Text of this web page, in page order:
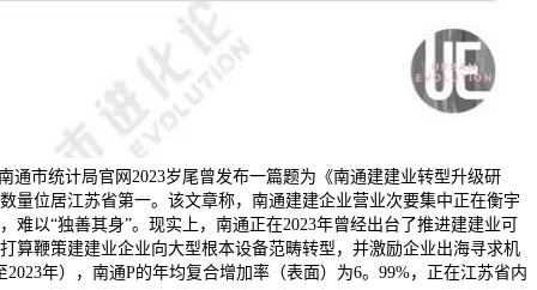
市统计局官网2023岁尾曾发布一篇题为《南通建建业转型升级研
量位居江苏省第一。该文章称，南通建建企业营业次要集中正在衡宇
以“独善其身”。现实上，南通正在2023年曾经出台了推进建建业可
算鞭策建建业企业向大型根本设备范畴转型，并激励企业出海寻求机
年），南通P的年均复合增加率（表面）为6。99%，正在江苏省内